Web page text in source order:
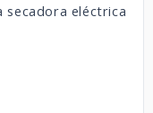
secadora eléctrica